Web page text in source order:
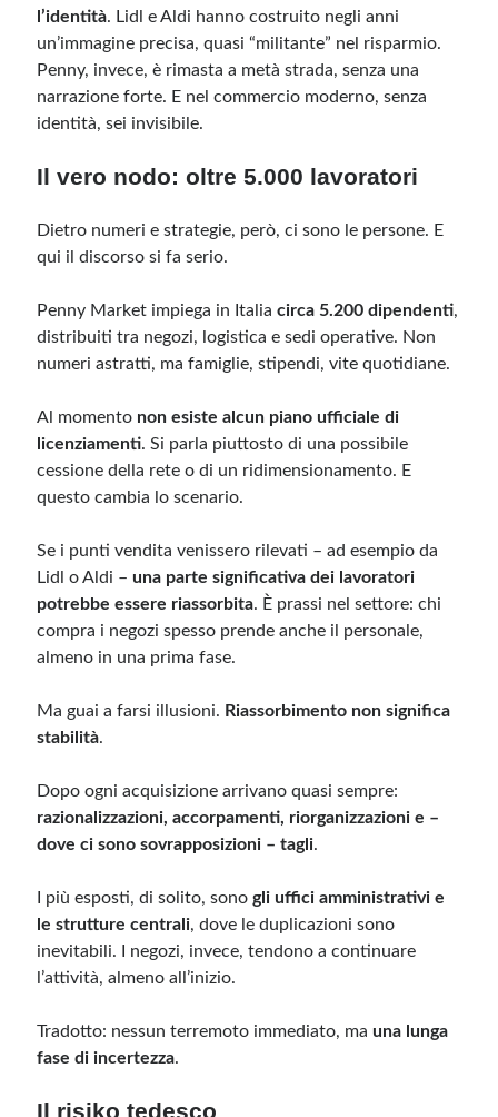
l’identità. Lidl e Aldi hanno costruito negli anni
un’immagine precisa, quasi “militante” nel risparmio.
Penny, invece, è rimasta a metà strada, senza una
narrazione forte. E nel commercio moderno, senza
identità, sei invisibile.
Il vero nodo: oltre 5.000 lavoratori
Dietro numeri e strategie, però, ci sono le persone. E
qui il discorso si fa serio.
Penny Market impiega in Italiacirca 5.200 dipendenti,
distribuiti tra negozi, logistica e sedi operative. Non
numeri astratti, ma famiglie, stipendi, vite quotidiane.
Al momento non esiste alcun piano ufficiale di
licenziamenti. Si parla piuttosto di una possibile
cessione della rete o di un ridimensionamento. E
questo cambia lo scenario.
Se i punti vendita venissero rilevati – ad esempio da
Lidl o Aldi –una parte significativa dei lavoratori
potrebbe essere riassorbita. È prassi nel settore: chi
compra i negozi spesso prende anche il personale,
almeno in una prima fase.
Ma guai a farsi illusioni. Riassorbimento non significa
stabilità.
Dopo ogni acquisizione arrivano quasi sempre:
razionalizzazioni, accorpamenti, riorganizzazioni e –
dove ci sono sovrapposizioni – tagli.
I più esposti, di solito, sonogli uffici amministrativi e
le strutture centrali, dove le duplicazioni sono
inevitabili. I negozi, invece, tendono a continuare
l’attività, almeno all’inizio.
Tradotto: nessun terremoto immediato, mauna lunga
fase di incertezza.
Il risiko tedesco